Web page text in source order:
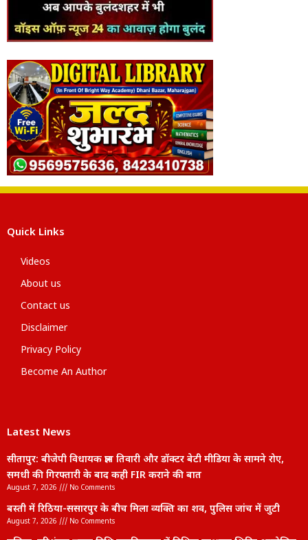
Quick Links
Videos
About us
Contact us
Disclaimer
Privacy Policy
Become An Author
Latest News
सीतापुर: बीजेपी विधायक ज्ञान तिवारी और डॉक्टर बेटी मीडिया के सामने रोए,
समधी की गिरफ्तारी के बाद कही FIR कराने की बात
August 7, 2026 No Comments
बस्ती में रिठिया-ससारपुर के बीच मिला व्यक्ति का शव, पुलिस जांच में जुटी
August 7, 2026 No Comments